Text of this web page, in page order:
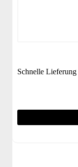
Schnelle Lieferung